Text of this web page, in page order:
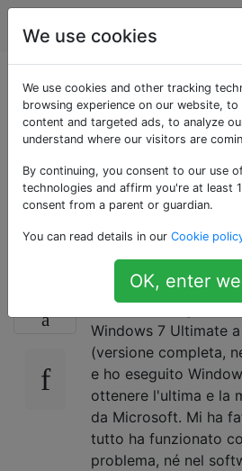
Android
Cos'è il
dispositivo
Serial" e
avevo
Ho creato il mio PC
online, ho eseguito
Windows 7 Ultimate
(versione completa,
e ho eseguito
ottenere l'ultima e la
da Microsoft. Mi ha
tutto ha funzionato
problema, né nel
We use cookies
We use cookies and other tracking
browsing experience on our website,
content and targeted ads, to analyze
understand where our visitors are
By continuing, you consent to our use
technologies and affirm you're at least
consent from a parent or guardian.
You can read details in our Cookie
OK, enter